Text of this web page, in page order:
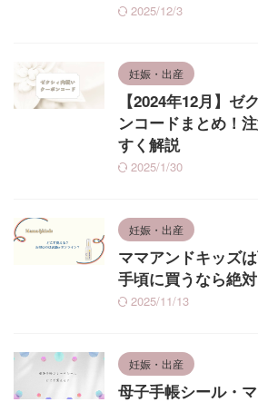
2025/12/3
妊娠・出産
【2024年12月】ゼ
ンコードまとめ！
すく解説
2025/1/30
妊娠・出産
ママアンドキッズ
手頃に買うなら絶対
2025/11/13
妊娠・出産
母子手帳シール・